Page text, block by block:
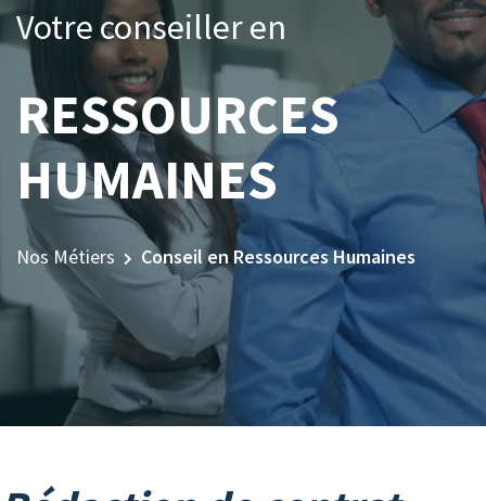
Votre conseiller en
RESSOURCES
HUMAINES
Nos Métiers Conseil en Ressources Humaines